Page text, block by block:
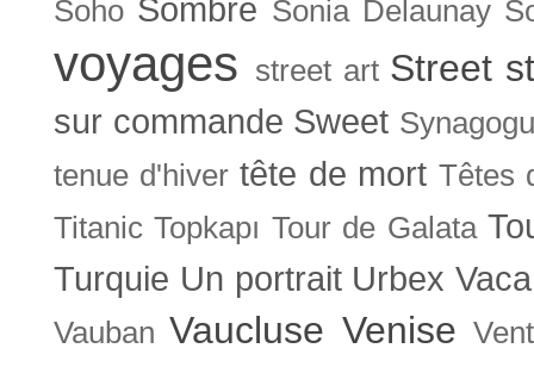
Soho Sombre Sonia Delaunay
voyages street art Street
sur commande Sweet
tenue d'hiver tête de mort Têtes
Titanic Topkapı Tour de Galata
Turquie Un portrait Urbex
Vauban Vaucluse Venise